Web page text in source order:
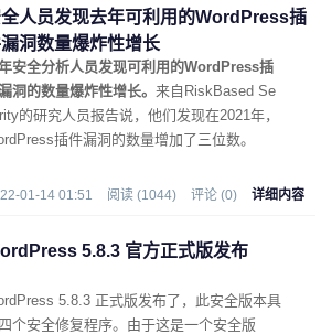
人员发现去年可利用的WordPress插
洞数量爆炸性增长
安全分析人员发现可利用的WordPress插
洞的数量爆炸性增长。 来自RiskBased Se
的研究人员报告说，他们发现在2021年，
插件漏洞的数量增加了三位数。
01-14 01:51 阅读 (1044) 评论 (0) 详细内容
5.8.3 官方正式版发布
5.8.3 正式版发布了，此安全版本具
个安全修复程序。由于这是一个安全版